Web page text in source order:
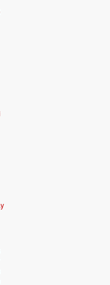
thêm mâm đồ vật để bé
lớn, 12 đĩa xôi nhỏ và 1 đĩa lớn.
hoa.
gương, kéo hoặc dụng cụ nghề
Nôi đọc thế
trai và bé gái. Chỉ cần điền
và Tam thập lục cung chư vị
gái) tên ..., con của vợ chồng